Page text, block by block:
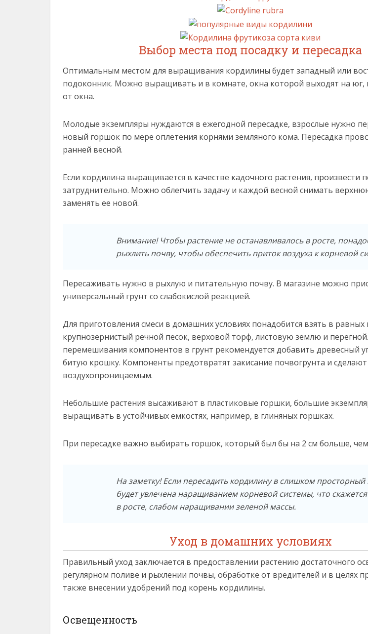
Выбор места под посадку и пересадка
Оптимальным местом для выращивания кордилины будет западный или
подоконник. Можно выращивать и в комнате, окна которой выходят на юг,
от окна.
Молодые экземпляры нуждаются в ежегодной пересадке, взрослые нужно
новый горшок по мере оплетения корнями земляного кома. Пересадка
ранней весной.
Если кордилина выращивается в качестве кадочного растения, произвести
затруднительно. Можно облегчить задачу и каждой весной снимать
заменять ее новой.
Внимание! Чтобы растение не останавливалось в росте,
рыхлить почву, чтобы обеспечить приток воздуха к корневой
Пересаживать нужно в рыхлую и питательную почву. В магазине можно
универсальный грунт со слабокислой реакцией.
Для приготовления смеси в домашних условиях понадобится взять в равных
крупнозернистый речной песок, верховой торф, листовую землю и
перемешивания компонентов в грунт рекомендуется добавить древесный
битую крошку. Компоненты предотвратят закисание почвогрунта и сделают
воздухопроницаемым.
Небольшие растения высаживают в пластиковые горшки, большие
выращивать в устойчивых емкостях, например, в глиняных горшках.
При пересадке важно выбирать горшок, который был бы на 2 см больше,
На заметку! Если пересадить кордилину в слишком
будет увлечена наращиванием корневой системы, что
в росте, слабом наращивании зеленой массы.
Уход в домашних условиях
Правильный уход заключается в предоставлении растению достаточного
регулярном поливе и рыхлении почвы, обработке от вредителей и в целях
также внесении удобрений под корень кордилины.
Освещенность